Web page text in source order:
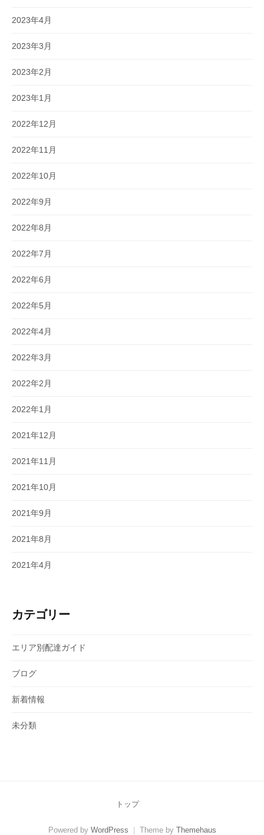
2023年4月
2023年3月
2023年2月
2023年1月
2022年12月
2022年11月
2022年10月
2022年9月
2022年8月
2022年7月
2022年6月
2022年5月
2022年4月
2022年3月
2022年2月
2022年1月
2021年12月
2021年11月
2021年10月
2021年9月
2021年8月
2021年4月
カテゴリー
エリア別配達ガイド
ブログ
新着情報
未分類
トップ
Powered by WordPress Theme by Themehaus